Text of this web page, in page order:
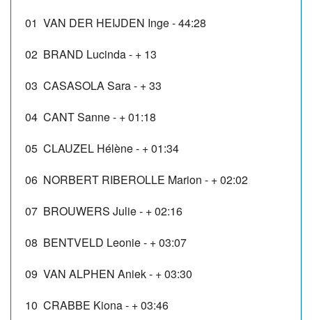
01 VAN DER HEIJDEN Inge-44:28
02 BRAND Lucinda- + 13
03 CASASOLA Sara- + 33
04 CANT Sanne- + 01:18
05 CLAUZEL Hélène- + 01:34
06 NORBERT RIBEROLLE Marion - + 02:02
07 BROUWERS Julie- + 02:16
08 BENTVELD Leonie- + 03:07
09 VAN ALPHEN Aniek- + 03:30
10 CRABBE Kiona- + 03:46